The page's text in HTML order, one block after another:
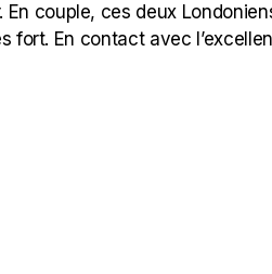
couple, ces deux
fort. En contact avec